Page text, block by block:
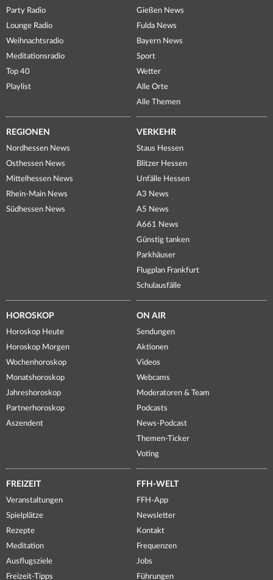
Party Radio
Lounge Radio
Weihnachtsradio
Meditationsradio
Top 40
Playlist
Gießen News
Fulda News
Bayern News
Sport
Wetter
Alle Orte
Alle Themen
REGIONEN
Nordhessen News
Osthessen News
Mittelhessen News
Rhein-Main News
Südhessen News
VERKEHR
Staus Hessen
Blitzer Hessen
Unfälle Hessen
A3 News
A5 News
A661 News
Günstig tanken
Parkhäuser
Flugplan Frankfurt
Schulausfälle
HOROSKOP
Horoskop Heute
Horoskop Morgen
Wochenhoroskop
Monatshoroskop
Jahreshoroskop
Partnerhoroskop
Aszendent
ON AIR
Sendungen
Aktionen
Videos
Webcams
Moderatoren & Team
Podcasts
News-Podcast
Themen-Ticker
Voting
FREIZEIT
Veranstaltungen
Spielplätze
Rezepte
Meditation
Ausflugsziele
Freizeit-Tipps
FFH-WELT
FFH-App
Newsletter
Kontakt
Frequenzen
Jobs
Führungen